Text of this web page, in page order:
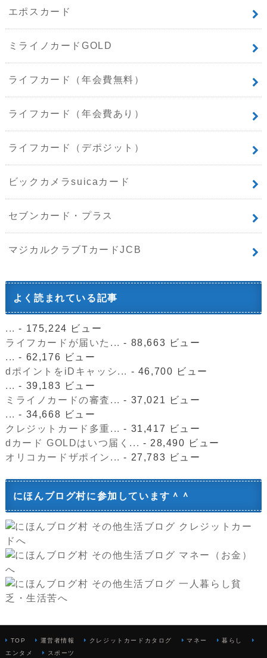
エポスカード
ミライノカードGOLD
ライフカード（年会費無料）
ライフカード（年会費あり）
ライフカード（デポジット）
ビックカメラsuicaカード
セブンカード・プラス
マジカルクラブTカードJCB
よく読まれている記事
... - 175,224 ビュー
ライフカードが届いた... - 88,663 ビュー
... - 62,176 ビュー
dポイントをiDキャッシ... - 46,700 ビュー
... - 39,183 ビュー
ミライノカードの審査... - 37,021 ビュー
... - 34,668 ビュー
クレジットカード多重... - 31,417 ビュー
dカード GOLDはいつ届く... - 28,490 ビュー
オリコカードザポイン... - 27,783 ビュー
にほんブログ村に参加しています＾＾
TOP 運営者情報 クレジットカードカタログ マネー
暮らし
エンタメ
スポーツ